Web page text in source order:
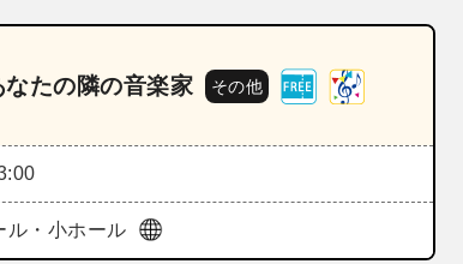
たの隣の音楽家 その他
ル・小ホール